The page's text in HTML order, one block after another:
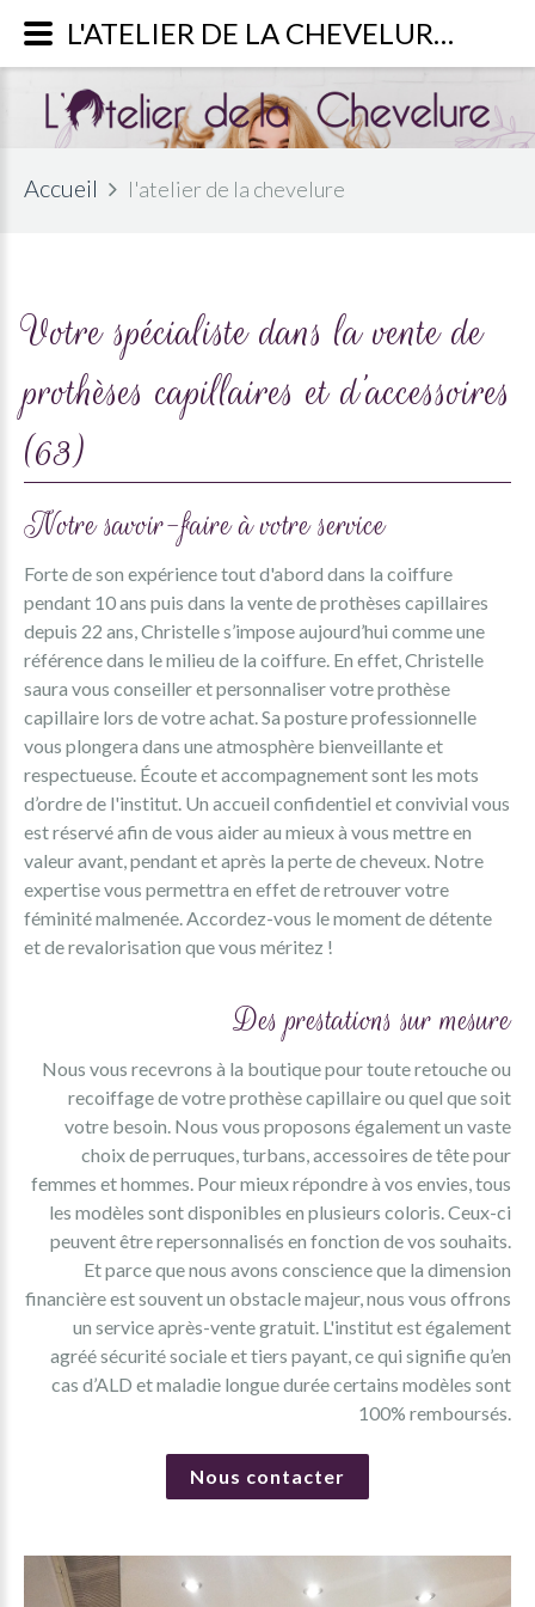
Accueil l'atelier de la chevelure
Votre spécialiste dans la vente de
prothèses capillaires et d’accessoires
(63)
Notre savoir-faire à votre service
Forte de son expérience tout d'abord dans la coiffure
pendant 10 ans puis dans la vente de prothèses capillaires
depuis 22 ans, Christelle s’impose aujourd’hui comme une
référence dans le milieu de la coiffure. En effet, Christelle
saura vous conseiller et personnaliser votre prothèse
capillaire lors de votre achat. Sa posture professionnelle
vous plongera dans une atmosphère bienveillante et
respectueuse. Écoute et accompagnement sont les mots
d’ordre de l'institut. Un accueil confidentiel et convivial vous
est réservé afin de vous aider au mieux à vous mettre en
valeur avant, pendant et après la perte de cheveux. Notre
expertise vous permettra en effet de retrouver votre
féminité malmenée. Accordez-vous le moment de détente
et de revalorisation que vous méritez !
Des prestations sur mesure
Nous vous recevrons à la boutique pour toute retouche ou
recoiffage de votre prothèse capillaire ou quel que soit
votre besoin. Nous vous proposons également un vaste
choix de perruques, turbans, accessoires de tête pour
femmes et hommes. Pour mieux répondre à vos envies, tous
les modèles sont disponibles en plusieurs coloris. Ceux-ci
peuvent être repersonnalisés en fonction de vos souhaits.
Et parce que nous avons conscience que la dimension
financière est souvent un obstacle majeur, nous vous offrons
un service après-vente gratuit. L'institut est également
agréé sécurité sociale et tiers payant, ce qui signifie qu’en
cas d’ALD et maladie longue durée certains modèles sont
100% remboursés.
Nous contacter
L'ATELIER DE LA CHEVELURE - Votre spécialiste dans la vente de prothèses capillaires et d’accessoires (63)